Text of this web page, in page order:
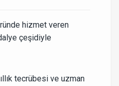
hizmet veren
çeşidiyle
tecrübesi ve uzman